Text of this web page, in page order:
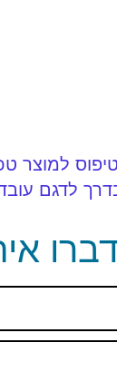
למוצר
לדגם
דברו